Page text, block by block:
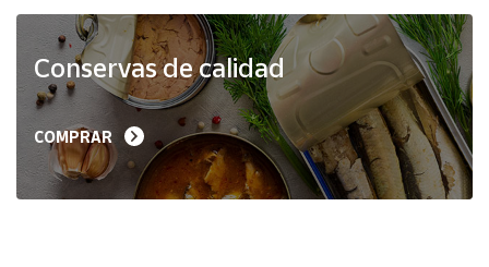
Productos
Solidarios
Ayuda
Conservas de calidad
COMPRAR